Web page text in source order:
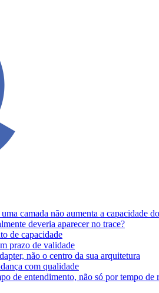
camada não aumenta a capacidade
deveria aparecer no trace?
de capacidade
prazo de validade
não o centro da sua arquitetura
com qualidade
de entendimento, não só por tempo de